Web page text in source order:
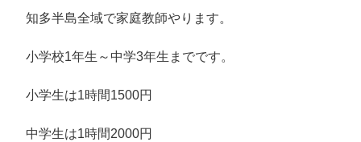
知多半島全域で家庭教師やります。
小学校1年生～中学3年生までです。
小学生は1時間1500円
中学生は1時間2000円